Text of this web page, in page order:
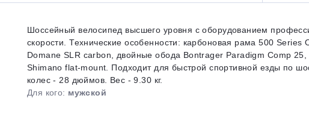
Шоссейный велосипед высшего уровня с оборудованием
скорости. Технические особенности: карбоновая рама 500 Series
Domane SLR carbon, двойные обода Bontrager Paradigm Comp 25,
Shimano flat-mount. Подходит для быстрой спортивной езды по
колес - 28 дюймов. Вес - 9.30 кг.
Для кого: мужской
об оплате Плайтом